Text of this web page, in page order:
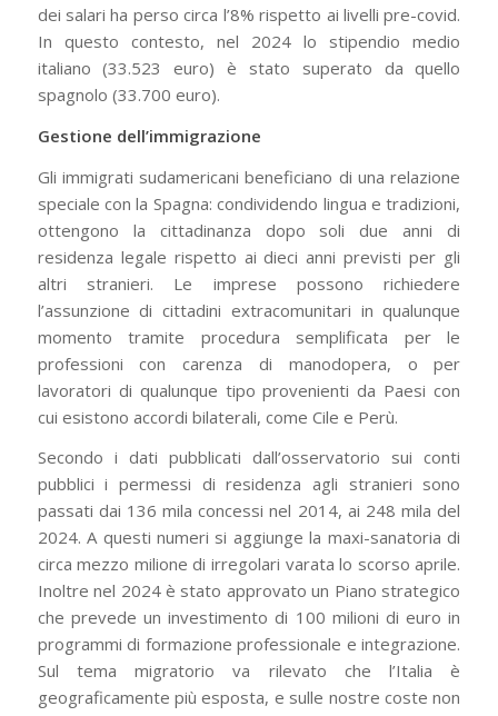
dei salari ha perso circa l’8% rispetto ai livelli pre-covid.
In questo contesto, nel 2024 lo stipendio medio
italiano (33.523 euro) è stato superato da quello
spagnolo (33.700 euro).
Gestione dell’immigrazione
Gli immigrati sudamericani beneficiano di una relazione
speciale con la Spagna: condividendo lingua e tradizioni,
ottengono la cittadinanza dopo soli due anni di
residenza legale rispetto ai dieci anni previsti per gli
altri stranieri. Le imprese possono richiedere
l’assunzione di cittadini extracomunitari in qualunque
momento tramite procedura semplificata per le
professioni con carenza di manodopera, o per
lavoratori di qualunque tipo provenienti da Paesi con
cui esistono accordi bilaterali, come Cile e Perù.
Secondo i dati pubblicati dall’osservatorio sui conti
pubblici i permessi di residenza agli stranieri sono
passati dai 136 mila concessi nel 2014, ai 248 mila del
2024. A questi numeri si aggiunge la maxi-sanatoria di
circa mezzo milione di irregolari varata lo scorso aprile.
Inoltre nel 2024 è stato approvato un Piano strategico
che prevede un investimento di 100 milioni di euro in
programmi di formazione professionale e integrazione.
Sul tema migratorio va rilevato che l’Italia è
geograficamente più esposta, e sulle nostre coste non